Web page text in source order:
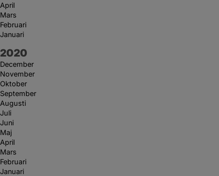
April
Mars
Februari
Januari
År:
2020
December
November
Oktober
September
Augusti
Juli
Juni
Maj
April
Mars
Februari
Januari